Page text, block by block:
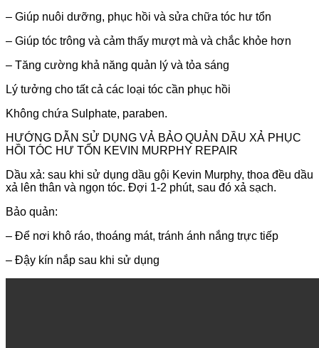
– Giúp nuôi dưỡng, phục hồi và sửa chữa tóc hư tổn
– Giúp tóc trông và cảm thấy mượt mà và chắc khỏe hơn
– Tăng cường khả năng quản lý và tỏa sáng
Lý tưởng cho tất cả các loại tóc cần phục hồi
Không chứa Sulphate, paraben.
HƯỚNG DẪN SỬ DỤNG VẢ BẢO QUẢN DẦU XẢ PHỤC
HỒI TÓC HƯ TỔN KEVIN MURPHY REPAIR
Dầu xả: sau khi sử dụng dầu gội Kevin Murphy, thoa đều dầu
xả lên thân và ngọn tóc. Đợi 1-2 phút, sau đó xả sạch.
Bảo quản:
– Để nơi khô ráo, thoáng mát, tránh ánh nắng trực tiếp
– Đậy kín nắp sau khi sử dụng